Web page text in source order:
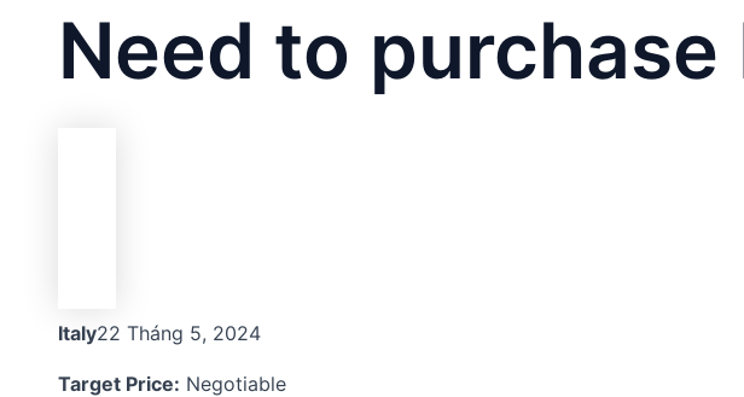
Need to purchase
Italy22 Tháng 5, 2024
Target Price: Negotiable